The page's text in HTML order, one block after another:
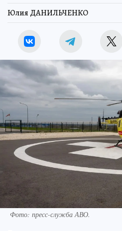
Юлия ДАНИЛЬЧЕНКО
Фото: пресс-служба АВО.